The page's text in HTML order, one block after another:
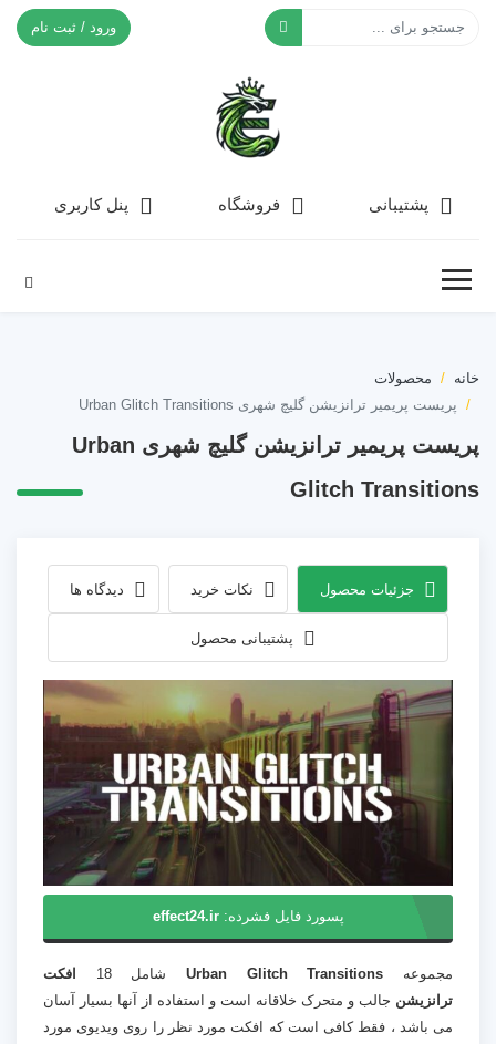
ورود / ثبت نام
پشتیبانی فروشگاه پنل کاربری
خانه
محصولات
پریست پریمیر ترانزیشن گلیچ شهری Urban Glitch Transitions
پریست پریمیر ترانزیشن گلیچ شهری Urban
Glitch Transitions
جزئیات محصول نکات خرید دیدگاه ها
پشتیبانی محصول
پسورد فایل فشرده:effect24.ir
مجموعه Urban Glitch Transitionsشامل 18
افکت
ترانزیشن جالب و متحرک خلاقانه است و استفاده از آنها بسیار آسان
می باشد ، فقط کافی است که افکت مورد نظر را روی ویدیوی مورد